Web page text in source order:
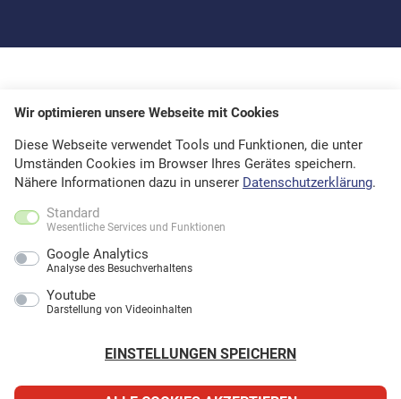
Wir optimieren unsere Webseite mit Cookies
Diese Webseite verwendet Tools und Funktionen, die unter
Umständen Cookies im Browser Ihres Gerätes speichern.
Nähere Informationen dazu in unserer Datenschutzerklärung.
Standard
Wesentliche Services und Funktionen
Google Analytics
Analyse des Besuchverhaltens
Youtube
Darstellung von Videoinhalten
EINSTELLUNGEN SPEICHERN